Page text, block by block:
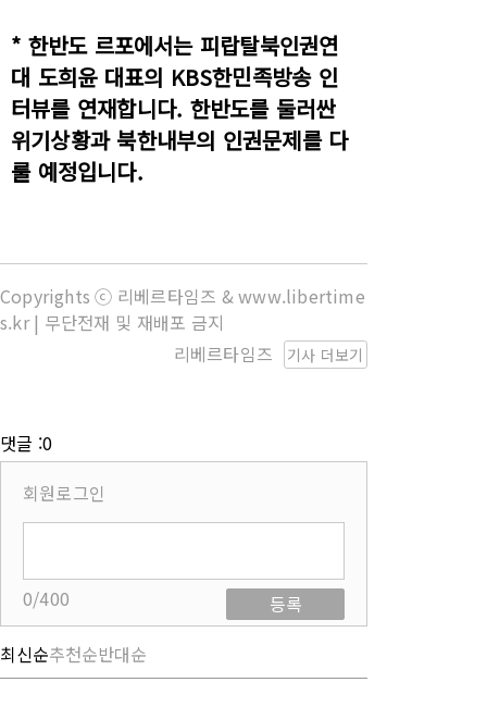
* 한반도 르포에서는 피랍탈북인권연
대 도희윤 대표의 KBS한민족방송 인
터뷰를 연재합니다. 한반도를 둘러싼
위기상황과 북한내부의 인권문제를 다
룰 예정입니다.
Copyrights ⓒ 리베르타임즈 & www.libertime
s.kr | 무단전재 및 재배포 금지
기사 더보기
리베르타임즈
댓글 :0
회원로그인
0/400
등록
최신순추천순반대순